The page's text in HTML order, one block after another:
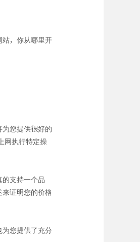
站，你从哪里开
您提供很好的
网执行特定操
的支持一个品
来证明您的价格
您提供了充分